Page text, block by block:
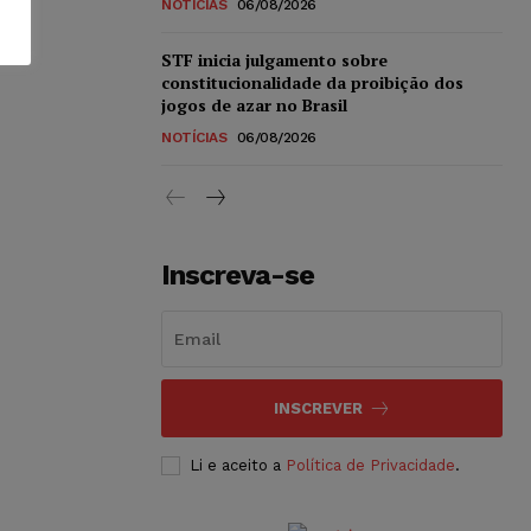
NOTÍCIAS 06/08/2026
STF inicia julgamento sobre
constitucionalidade da proibição dos
jogos de azar no Brasil
NOTÍCIAS 06/08/2026
Inscreva-se
INSCREVER
Li e aceito a Política de Privacidade.